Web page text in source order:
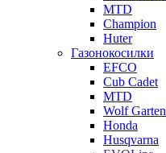
MTD
Champion
Huter
Газонокосилки
EFCO
Cub Cadet
MTD
Wolf Garten
Honda
Husqvarna